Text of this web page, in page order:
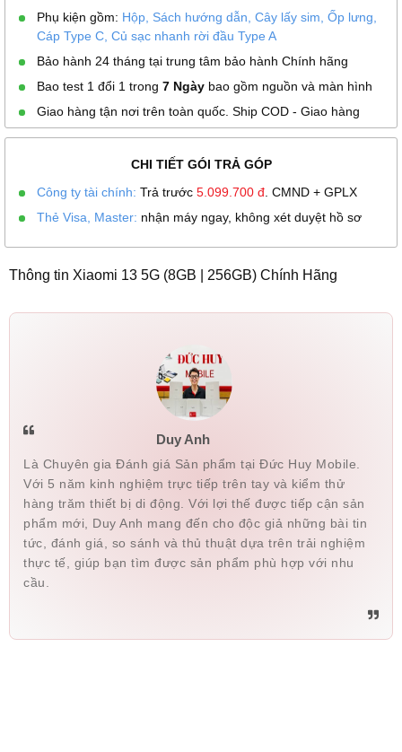
Phụ kiện gồm: Hộp, Sách hướng dẫn, Cây lấy sim, Ốp lưng,
Cáp Type C, Củ sạc nhanh rời đầu Type A
Bảo hành 24 tháng tại trung tâm bảo hành Chính hãng
Bao test 1 đổi 1 trong 7 Ngày bao gồm nguồn và màn hình
Giao hàng tận nơi trên toàn quốc. Ship COD - Giao hàng
CHI TIẾT GÓI TRẢ GÓP
Công ty tài chính: Trả trước 5.099.700 đ . CMND + GPLX
Thẻ Visa, Master: nhận máy ngay, không xét duyệt hồ sơ
Thông tin Xiaomi 13 5G (8GB | 256GB) Chính Hãng
Duy Anh
Là Chuyên gia Đánh giá Sản phẩm tại Đức Huy Mobile.
Với 5 năm kinh nghiệm trực tiếp trên tay và kiểm thử
hàng trăm thiết bị di động. Với lợi thế được tiếp cận sản
phẩm mới, Duy Anh mang đến cho độc giả những bài tin
tức, đánh giá, so sánh và thủ thuật dựa trên trải nghiệm
thực tế, giúp bạn tìm được sản phẩm phù hợp với nhu
cầu.